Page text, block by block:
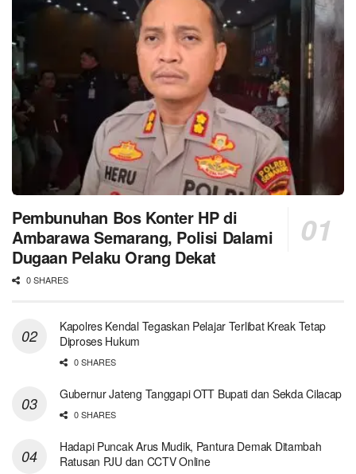
Pembunuhan Bos Konter HP di
Ambarawa Semarang, Polisi Dalami
Dugaan Pelaku Orang Dekat
0 SHARES
Kapolres Kendal Tegaskan Pelajar Terlibat Kreak Tetap
Diproses Hukum
0 SHARES
Gubernur Jateng Tanggapi OTT Bupati dan Sekda Cilacap
0 SHARES
Hadapi Puncak Arus Mudik, Pantura Demak Ditambah
Ratusan PJU dan CCTV Online